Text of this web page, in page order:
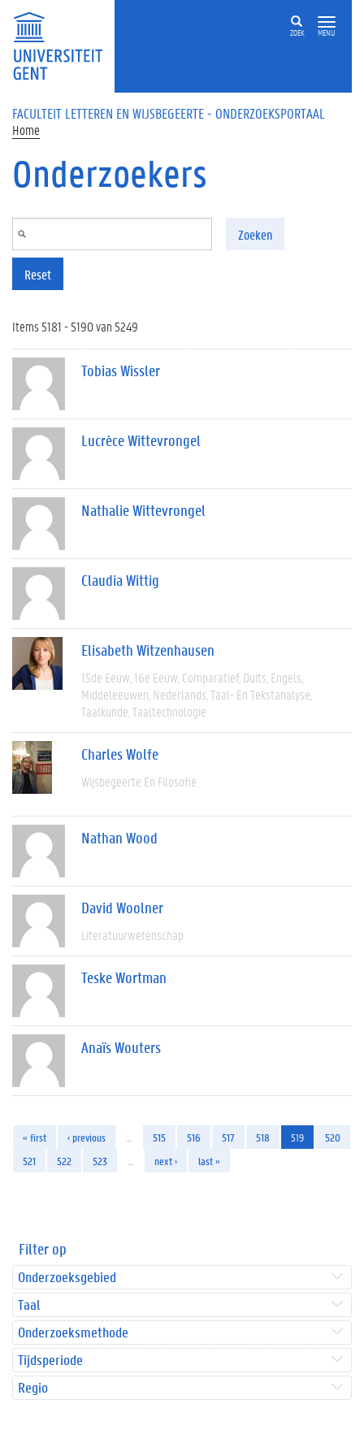
Overslaan en naar de inhoud gaan
ZOEK MENU
FACULTEIT LETTEREN EN WIJSBEGEERTE - ONDERZOEKSPORTAAL
Home
Onderzoekers
Zoeken
Reset
Items 5181 - 5190 van 5249
Tobias Wissler
Lucrèce Wittevrongel
Nathalie Wittevrongel
Claudia Wittig
Elisabeth Witzenhausen
15de Eeuw 16e Eeuw Comparatief Duits Engels
Middeleeuwen Nederlands Taal- En Tekstanalyse
Taalkunde Taaltechnologie
Charles Wolfe
Wijsbegeerte En Filosofie
Nathan Wood
David Woolner
Literatuurwetenschap
Teske Wortman
Anaïs Wouters
« first ‹ previous 515 516 517 518 519
520
521
522 523 next › last »
Filter op
Onderzoeksgebied
Taal
Onderzoeksmethode
Tijdsperiode
Regio